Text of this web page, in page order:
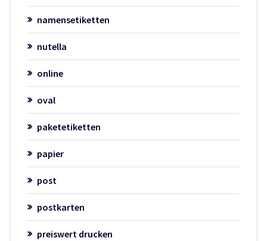
namensetiketten
nutella
online
oval
paketetiketten
papier
post
postkarten
preiswert drucken